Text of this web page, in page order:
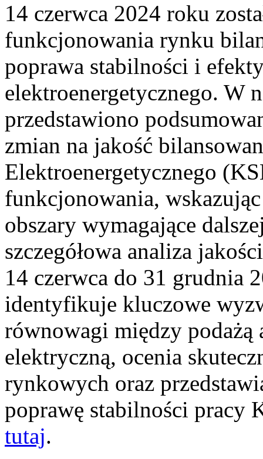
14 czerwca 2024 roku
funkcjonowania rynku
poprawa stabilności i
elektroenergetycznego. W
przedstawiono
zmian na jakość
Elektroenergetycznego
funkcjonowania,
obszary wymagające
szczegółowa analiza
14 czerwca do 31 grudnia
identyfikuje kluczowe
równowagi między podażą
elektryczną, ocenia
rynkowych oraz
poprawę stabilności pracy
tutaj.